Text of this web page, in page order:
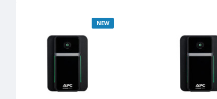
Διαστάσεις (πλάτος x ύψος x βάθος, σε mm) 98 x 138 x 310
Βάρος (κιλά) : 5.9
Εγγύηση (μήνες)
NEW